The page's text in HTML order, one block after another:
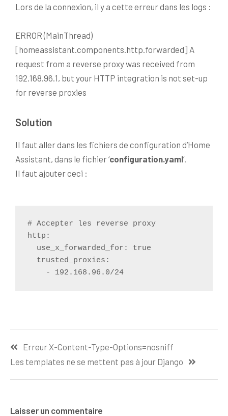
Lors de la connexion, il y a cette erreur dans les logs :
ERROR (MainThread)
[homeassistant.components.http.forwarded] A
request from a reverse proxy was received from
192.168.96.1, but your HTTP integration is not set-up
for reverse proxies
Solution
Il faut aller dans les fichiers de configuration d’Home
Assistant, dans le fichier ‘configuration.yaml‘.
Il faut ajouter ceci :
# Accepter les reverse proxy
http:
  use_x_forwarded_for: true
  trusted_proxies:
Erreur X-Content-Type-Options=nosniff
Les templates ne se mettent pas à jour Django
Laisser un commentaire